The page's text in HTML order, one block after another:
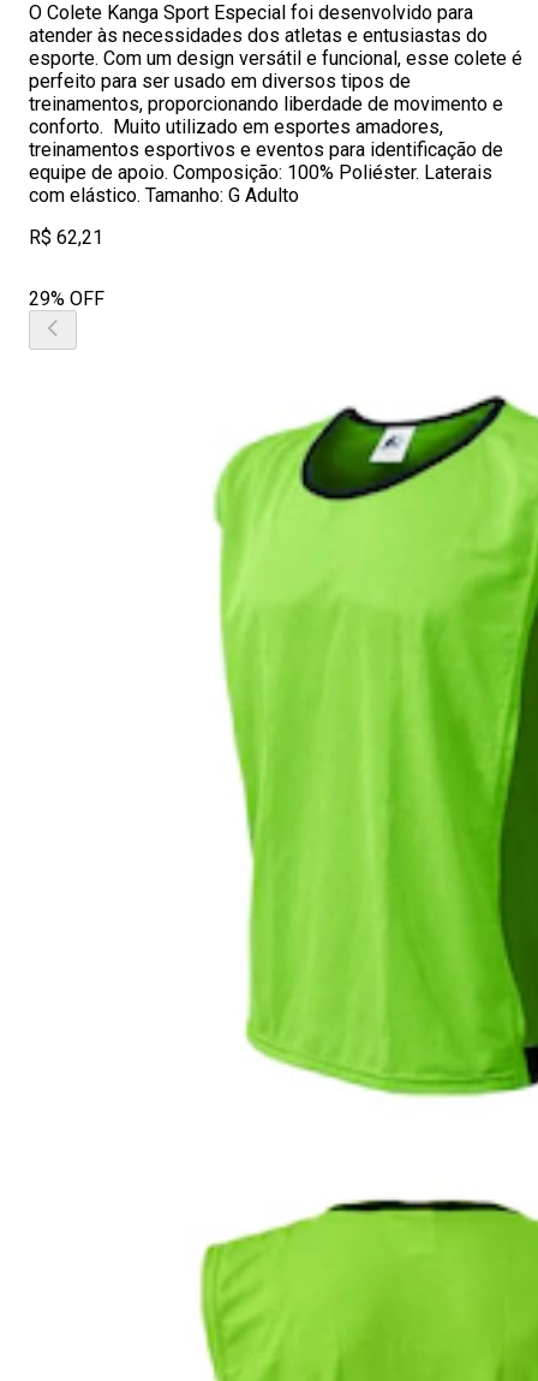
O Colete Kanga Sport Especial foi desenvolvido para
atender às necessidades dos atletas e entusiastas do
esporte. Com um design versátil e funcional, esse colete é
perfeito para ser usado em diversos tipos de
treinamentos, proporcionando liberdade de movimento e
conforto. Muito utilizado em esportes amadores,
treinamentos esportivos e eventos para identificação de
equipe de apoio. Composição: 100% Poliéster. Laterais
com elástico. Tamanho: G Adulto
R$ 62,21
29% OFF